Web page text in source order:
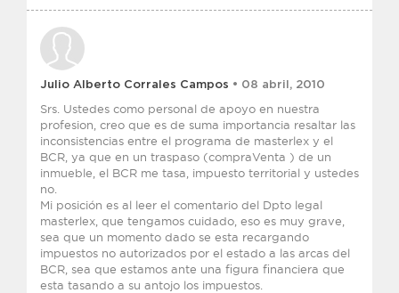
Julio Alberto Corrales Campos • 08 abril, 2010
Srs. Ustedes como personal de apoyo en nuestra
profesion, creo que es de suma importancia resaltar las
inconsistencias entre el programa de masterlex y el
BCR, ya que en un traspaso (compraVenta ) de un
inmueble, el BCR me tasa, impuesto territorial y ustedes
no.
Mi posición es al leer el comentario del Dpto legal
masterlex, que tengamos cuidado, eso es muy grave,
sea que un momento dado se esta recargando
impuestos no autorizados por el estado a las arcas del
BCR, sea que estamos ante una figura financiera que
esta tasando a su antojo los impuestos.